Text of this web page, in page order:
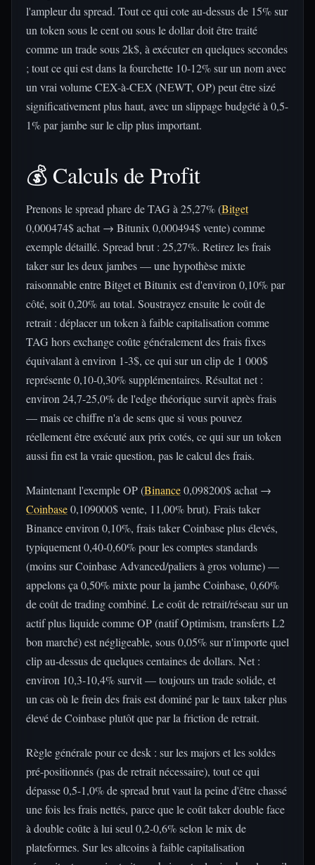
l'ampleur du spread. Tout ce qui cote au-dessus de 15% sur
un token sous le cent ou sous le dollar doit être traité
comme un trade sous 2k$, à exécuter en quelques secondes
; tout ce qui est dans la fourchette 10-12% sur un nom avec
un vrai volume CEX-à-CEX (NEWT, OP) peut être sizé
significativement plus haut, avec un slippage budgété à 0,5-
1% par jambe sur le clip plus important.
💰 Calculs de Profit
Prenons le spread phare de TAG à 25,27% (Bitget
0,000474$ achat → Bitunix 0,000494$ vente) comme
exemple détaillé. Spread brut : 25,27%. Retirez les frais
taker sur les deux jambes — une hypothèse mixte
raisonnable entre Bitget et Bitunix est d'environ 0,10% par
côté, soit 0,20% au total. Soustrayez ensuite le coût de
retrait : déplacer un token à faible capitalisation comme
TAG hors exchange coûte généralement des frais fixes
équivalant à environ 1-3$, ce qui sur un clip de 1 000$
représente 0,10-0,30% supplémentaires. Résultat net :
environ 24,7-25,0% de l'edge théorique survit après frais
— mais ce chiffre n'a de sens que si vous pouvez
réellement être exécuté aux prix cotés, ce qui sur un token
aussi fin est la vraie question, pas le calcul des frais.
Maintenant l'exemple OP (Binance0,098200$ achat →
Coinbase0,109000$ vente, 11,00% brut). Frais taker
Binance environ 0,10%, frais taker Coinbase plus élevés,
typiquement 0,40-0,60% pour les comptes standards
(moins sur Coinbase Advanced/paliers à gros volume) —
appelons ça 0,50% mixte pour la jambe Coinbase, 0,60%
de coût de trading combiné. Le coût de retrait/réseau sur un
actif plus liquide comme OP (natif Optimism, transferts L2
bon marché) est négligeable, sous 0,05% sur n'importe quel
clip au-dessus de quelques centaines de dollars. Net :
environ 10,3-10,4% survit — toujours un trade solide, et
un cas où le frein des frais est dominé par le taux taker plus
élevé de Coinbase plutôt que par la friction de retrait.
Règle générale pour ce desk : sur les majors et les soldes
pré-positionnés (pas de retrait nécessaire), tout ce qui
dépasse 0,5-1,0% de spread brut vaut la peine d'être chassé
une fois les frais nettés, parce que le coût taker double face
à double coûte à lui seul 0,2-0,6% selon le mix de
plateformes. Sur les altcoins à faible capitalisation